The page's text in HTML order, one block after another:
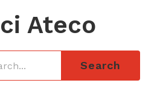
Ateco
Search